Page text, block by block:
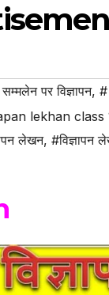
पर विज्ञापन,
lekhan class
लेखन, #विज्ञापन